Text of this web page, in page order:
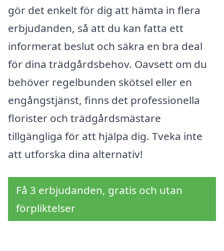
gör det enkelt för dig att hämta in flera
erbjudanden, så att du kan fatta ett
informerat beslut och säkra en bra deal
för dina trädgårdsbehov. Oavsett om du
behöver regelbunden skötsel eller en
engångstjänst, finns det professionella
florister och trädgårdsmästare
tillgängliga för att hjälpa dig. Tveka inte
att utforska dina alternativ!
Få 3 erbjudanden, gratis och utan
förpliktelser